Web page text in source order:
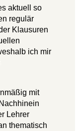
aktuell so
regulär
Klausuren
ich mir
mit
Lehrer
thematisch